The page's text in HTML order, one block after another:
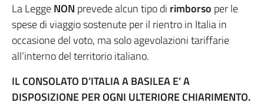
La LeggeNON prevede alcun tipo di rimborso per le
spese di viaggio sostenute per il rientro in Italia in
occasione del voto, ma solo agevolazioni tariffarie
all’interno del territorio italiano.
IL CONSOLATO D’ITALIA A BASILEA E’ A
DISPOSIZIONE PER OGNI ULTERIORE CHIARIMENTO.